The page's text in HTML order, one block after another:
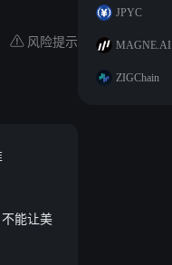
风险提示
能让美
JPYC
MAGNE.AI
ZIGChain